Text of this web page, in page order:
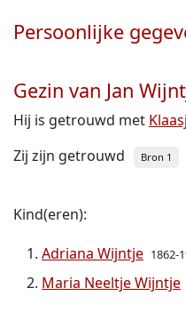
Persoonlijke
Gezin van Jan
Hij is getrouwd met
Zij zijn getrouwd
Bron 1
Kind(eren):
Adriana Wijntje 1862-
Maria Neeltje Wijntje